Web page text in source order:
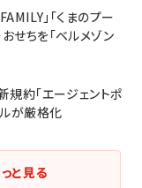
」「くまのプー
せちを「ベルメゾン
約「エージェントポ
が厳格化
と見る